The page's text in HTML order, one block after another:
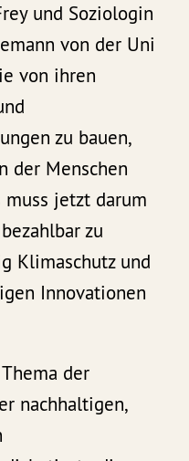
und Soziologin
von der Uni
von ihren
zu bauen,
der Menschen
muss jetzt darum
zu
Klimaschutz und
Innovationen
der
nachhaltigen,